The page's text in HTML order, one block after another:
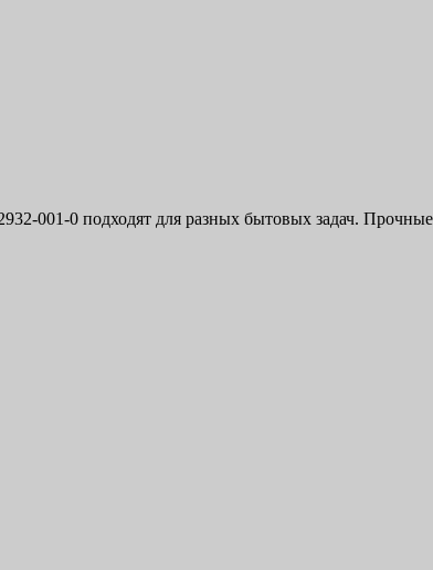
001-0 подходят для разных бытовых задач.